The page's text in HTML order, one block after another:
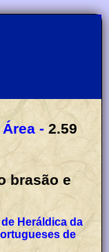
Área - 2.59
Heráldica da
de